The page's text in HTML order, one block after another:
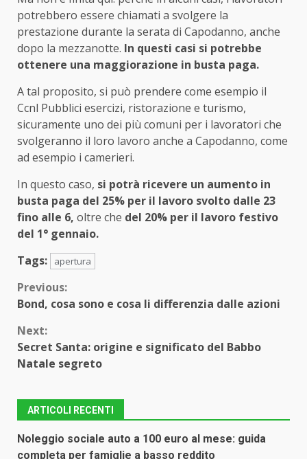
potrebbero essere chiamati a svolgere la
prestazione durante la serata di Capodanno, anche
dopo la mezzanotte. In questi casi si potrebbe
ottenere una maggiorazione in busta paga.
A tal proposito, si può prendere come esempio il
Ccnl Pubblici esercizi, ristorazione e turismo,
sicuramente uno dei più comuni per i lavoratori che
svolgeranno il loro lavoro anche a Capodanno, come
ad esempio i camerieri.
In questo caso, si potrà ricevere un aumento in
busta paga del 25% per il lavoro svolto dalle 23
fino alle 6, oltre che del 20% per il lavoro festivo
del 1° gennaio.
Tags:
apertura
Continue
Previous:
Bond, cosa sono e cosa li differenzia dalle azioni
Next:
Secret Santa: origine e significato del Babbo
Natale segreto
ARTICOLI RECENTI
Noleggio sociale auto a 100 euro al mese: guida
completa per famiglie a basso reddito